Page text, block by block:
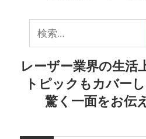
ッ
索:
レーザー業界の生活
トピックもカバー
驚く一面をお伝